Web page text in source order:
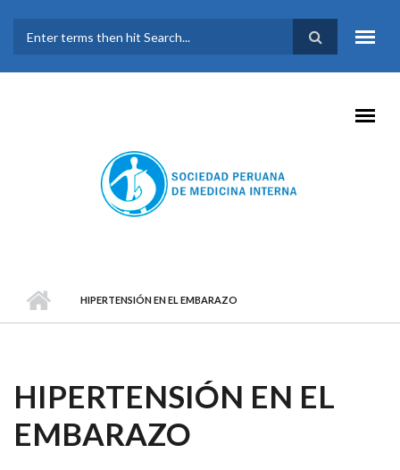
FORMULARIO DE
BÚSQUEDA
HIPERTENSIÓN EN EL EMBARAZO
HIPERTENSIÓN EN EL
EMBARAZO